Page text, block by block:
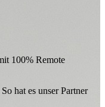
100% Remote
hat es unser Partner